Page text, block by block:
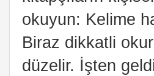
okuyun: Kelime
Biraz dikkatli
düzelir. İşten